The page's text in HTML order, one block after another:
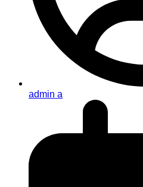
admin a